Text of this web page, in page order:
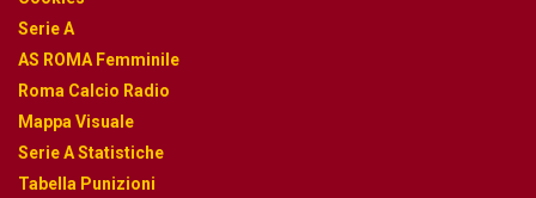
Serie A
AS ROMA Femminile
Roma Calcio Radio
Mappa Visuale
Serie A Statistiche
Tabella Punizioni